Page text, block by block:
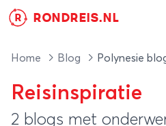
R RONDREIS.NL
Home Blog Polynesie
Reisinspiratie
2 blogs met